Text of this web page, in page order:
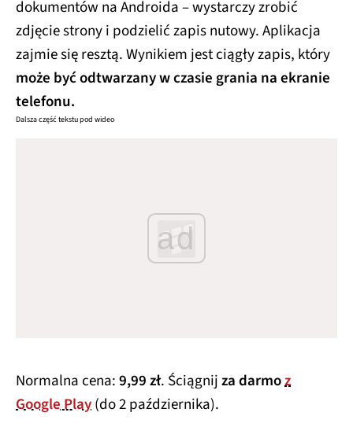
dokumentów na Androida – wystarczy zrobić
zdjęcie strony i podzielić zapis nutowy. Aplikacja
zajmie się resztą. Wynikiem jest ciągły zapis, który
może być odtwarzany w czasie grania na ekranie
telefonu.
Dalsza część tekstu pod wideo
ad
Normalna cena:9,99 zł. Ściągnijza darmoz
Google Play(do 2 października).